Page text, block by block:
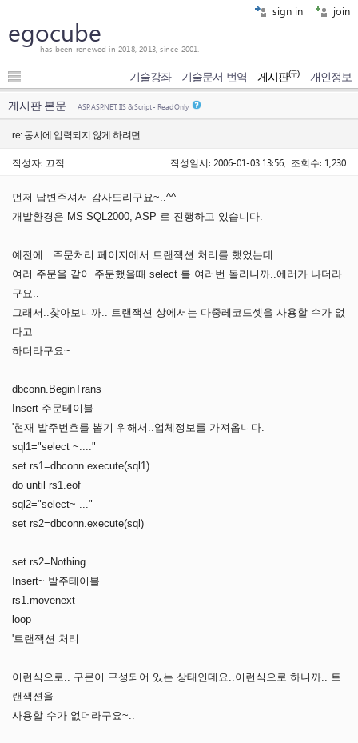
sign in join
egocube
has been renewed in 2018, 2013, since 2001.
기술강좌 기술문서 번역 게시판(구) 개인정보
게시판 본문 ASP, ASP.NET, IIS & Script - Read Only
re: 동시에 입력되지 않게 하려면..
작성자: 끄적 작성일시: 2006-01-03 13:56, 조회수: 1,230
먼저 답변주셔서 감사드리구요~..^^
개발환경은 MS SQL2000, ASP 로 진행하고 있습니다.
예전에.. 주문처리 페이지에서 트랜잭션 처리를 했었는데..
여러 주문을 같이 주문했을때 select 를 여러번 돌리니까..에러가 나더라
구요..
그래서..찾아보니까.. 트랜잭션 상에서는 다중레코드셋을 사용할 수가 없
다고
하더라구요~..
dbconn.BeginTrans
Insert 주문테이블
'현재 발주번호를 뽑기 위해서..업체정보를 가져옵니다.
sql1="select ~...."
set rs1=dbconn.execute(sql1)
do until rs1.eof
sql2="select~ ..."
set rs2=dbconn.execute(sql)
set rs2=Nothing
Insert~ 발주테이블
rs1.movenext
loop
'트랜잭션 처리
이런식으로.. 구문이 구성되어 있는 상태인데요..이런식으로 하니까.. 트
랜잭션을
사용할 수가 없더라구요~..